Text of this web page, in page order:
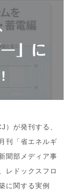
o
）が発刊する、
刊「省エネルギ
聞部メディア事
レドックスフロ
に関する実例